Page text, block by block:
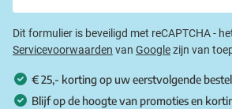
Dit formulier is beveiligd met reCAPTCHA -
Servicevoorwaarden van Googlezijn van
€ 25,- korting op uw eerstvolgende
Blijf op de hoogte van promoties en